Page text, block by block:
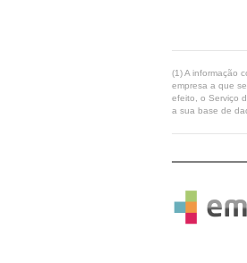
(1) A informação
empresa a que
efeito, o Serviço
a sua base de